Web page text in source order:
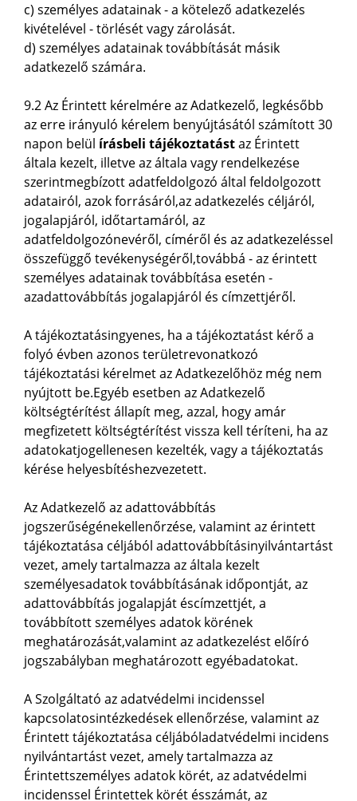
c) személyes adatainak - a kötelező adatkezelés
kivételével - törlését vagy zárolását.
d) személyes adatainak továbbítását másik
adatkezelő számára.
9.2 Az Érintett kérelmére az Adatkezelő, legkésőbb
az erre irányuló kérelem benyújtásától számított 30
napon belül írásbeli tájékoztatástaz Érintett
általa kezelt, illetve az általa vagy rendelkezése
szerintmegbízott adatfeldolgozó által feldolgozott
adatairól, azok forrásáról,az adatkezelés céljáról,
jogalapjáról, időtartamáról, az
adatfeldolgozónevéről, címéről és az adatkezeléssel
összefüggő tevékenységéről,továbbá - az érintett
személyes adatainak továbbítása esetén -
azadattovábbítás jogalapjáról és címzettjéről.
A tájékoztatásingyenes, ha a tájékoztatást kérő a
folyó évben azonos területrevonatkozó
tájékoztatási kérelmet az Adatkezelőhöz még nem
nyújtott be.Egyéb esetben az Adatkezelő
költségtérítést állapít meg, azzal, hogy amár
megfizetett költségtérítést vissza kell téríteni, ha az
adatokatjogellenesen kezelték, vagy a tájékoztatás
kérése helyesbítéshezvezetett.
Az Adatkezelő az adattovábbítás
jogszerűségénekellenőrzése, valamint az érintett
tájékoztatása céljából adattovábbításinyilvántartást
vezet, amely tartalmazza az általa kezelt
személyesadatok továbbításának időpontját, az
adattovábbítás jogalapját éscímzettjét, a
továbbított személyes adatok körének
meghatározását,valamint az adatkezelést előíró
jogszabályban meghatározott egyébadatokat.
A Szolgáltató az adatvédelmi incidenssel
kapcsolatosintézkedések ellenőrzése, valamint az
Érintett tájékoztatása céljábóladatvédelmi incidens
nyilvántartást vezet, amely tartalmazza az
Érintettszemélyes adatok körét, az adatvédelmi
incidenssel Érintettek körét ésszámát, az